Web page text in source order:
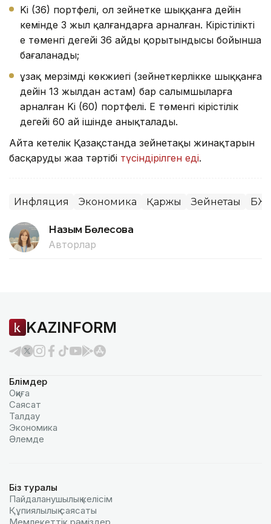
Ki (36) портфелі, ол зейнетке шыққанға дейін
кемінде 3 жыл қалғандарға арналған. Кірістіліктің
ең төменгі деңгейі 36 айдың қорытындысы бойынша
бағаланады;
ұзақ мерзімді көкжиегі (зейнеткерлікке шыққанға
дейін 13 жылдан астам) бар салымшыларға
арналған Ki (60) портфелі. Ең төменгі кірістілік
деңгейі 60 ай ішінде анықталады.
Айта кетелік Қазақстанда зейнетақы жинақтарын
басқарудың жаңа тәртібі түсіндірілген еді.
Инфляция Экономика Қаржы Зейнетақы
Назым Бөлесова
Авторлар
KAZINFORM
Бөлімдер
Оқиға
Саясат
Талдау
Экономика
Әлемде
Біз туралы
Пайдаланушылық келiciм
Құпиялылық саясаты